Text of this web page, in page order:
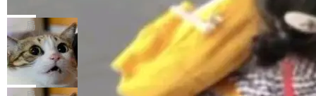
式”为主题，直面AI从实验室走向规模化产业落地
的核心质量命题。会上，《2026智能研发生产力
工具选型手册》发布，Testin云测的Testin XAge
nt智能测试系统入选AI测试领域代表产品。对CI
O而言，这提示了一个转变：AI测试正在从效率
工具升级为企业的质量基础设施。 CIO面对的新
有一种东西，一旦用过就回不去了。Alex Fedos
eev 管它叫"软件设计的基石"。 他说的东西不新
鲜——代数数据类型（ADT），尤其是和类型
（sum type）。但他说清楚了一件事：这不是类
型系统的学术体操，是日常编码的思维方式。 文
章从一个简单的例子切入。一个网站的深色主题
局
Cloudflare 开源内部企业 AI 平台 Clou
dflare OS
Cloudflare 发布了一个开源项目 Cloudflare O
S。如果你只看官方博客，你会觉得这是又一